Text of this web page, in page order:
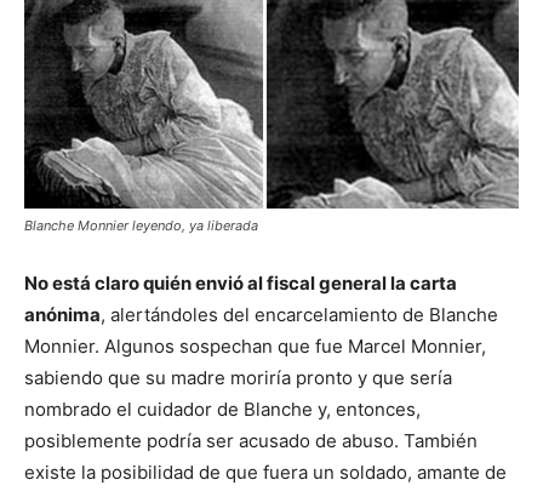
Blanche Monnier leyendo, ya liberada
No está claro quién envió al fiscal general la carta
anónima, alertándoles del encarcelamiento de Blanche
Monnier. Algunos sospechan que fue Marcel Monnier,
sabiendo que su madre moriría pronto y que sería
nombrado el cuidador de Blanche y, entonces,
posiblemente podría ser acusado de abuso. También
existe la posibilidad de que fuera un soldado, amante de